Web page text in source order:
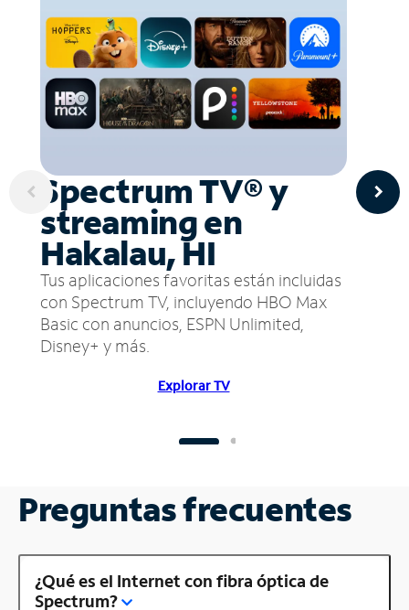
Spectrum TV® y
streaming en
Hakalau, HI
Tus aplicaciones favoritas están incluidas
con Spectrum TV, incluyendo HBO Max
Basic con anuncios, ESPN Unlimited,
Disney+ y más.
Explorar TV
Preguntas frecuentes
¿Qué es el Internet con fibra óptica de
Spectrum?